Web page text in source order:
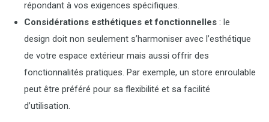
répondant à vos exigences spécifiques.
Considérations esthétiques et fonctionnelles : le
design doit non seulement s’harmoniser avec l’esthétique
de votre espace extérieur mais aussi offrir des
fonctionnalités pratiques. Par exemple, un store enroulable
peut être préféré pour sa flexibilité et sa facilité
d’utilisation.